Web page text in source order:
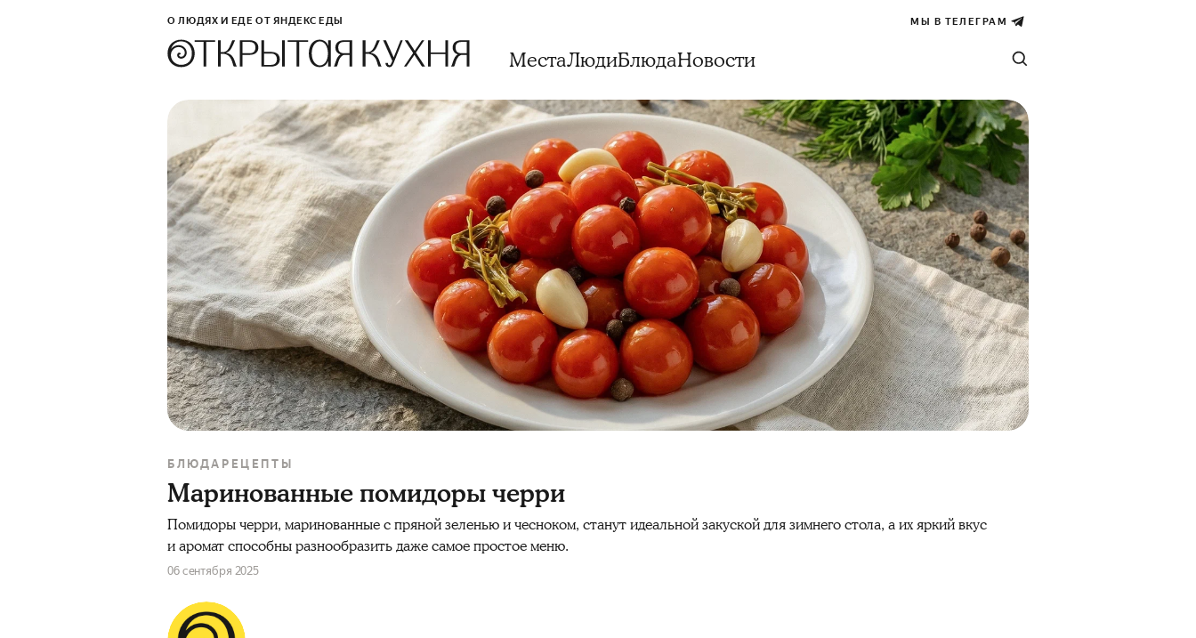
О ЛЮДЯХ И ЕДЕ ОТ ЯНДЕКС ЕДЫ МЫ В ТЕЛЕГРАМ
МестаЛюдиБлюдаНовости
БЛЮДА РЕЦЕПТЫ
Маринованные помидоры черри
Помидоры черри, маринованные с пряной зеленью и чесноком, станут идеальной закуской для зимнего стола, а их яркий вкус
и аромат способны разнообразить даже самое простое меню.
06 сентября 2025